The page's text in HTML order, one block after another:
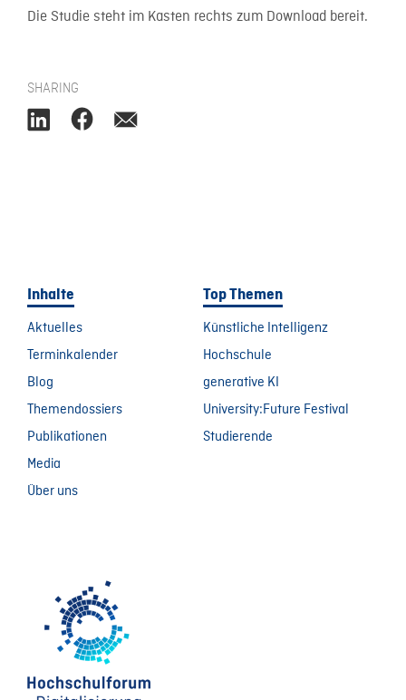
Die Studie steht im Kasten rechts zum Download bereit.
SHARING
Inhalte
Aktuelles
Terminkalender
Blog
Themendossiers
Publikationen
Media
Über uns
Top Themen
Künstliche Intelligenz
Hochschule
generative KI
University:Future Festival
Studierende